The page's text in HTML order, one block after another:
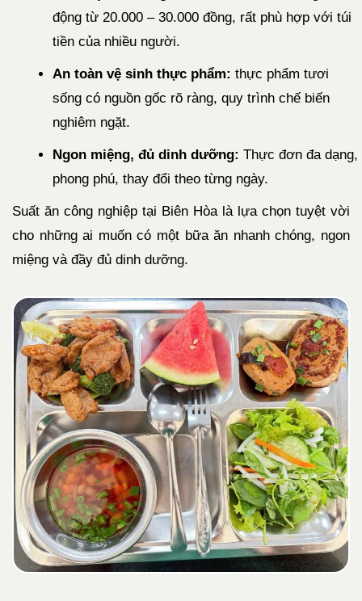
động từ 20.000 – 30.000 đồng, rất phù hợp với túi
tiền của nhiều người.
An toàn vệ sinh thực phẩm: thực phẩm tươi
sống có nguồn gốc rõ ràng, quy trình chế biến
nghiêm ngặt.
Ngon miệng, đủ dinh dưỡng: Thực đơn đa dạng,
phong phú, thay đổi theo từng ngày.
Suất ăn công nghiệp tại Biên Hòa là lựa chọn tuyệt vời
cho những ai muốn có một bữa ăn nhanh chóng, ngon
miệng và đầy đủ dinh dưỡng.